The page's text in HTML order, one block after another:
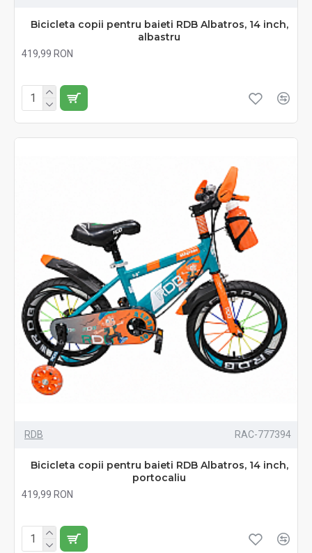
Bicicleta copii pentru baieti RDB Albatros, 14 inch,
albastru
419,99 RON
RDB RAC-777394
Bicicleta copii pentru baieti RDB Albatros, 14 inch,
portocaliu
419,99 RON